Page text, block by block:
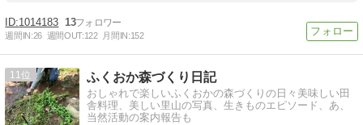
1014183 13
週間IN:26 週間OUT:122 月間IN:152
11 ふくおか森づくり日記
おしゃれで楽しいふくおかの森づくりの日々美味しい田
舎料理、美しい里山の写真、生きものエピソード、あ、
当然活動の案内報告も